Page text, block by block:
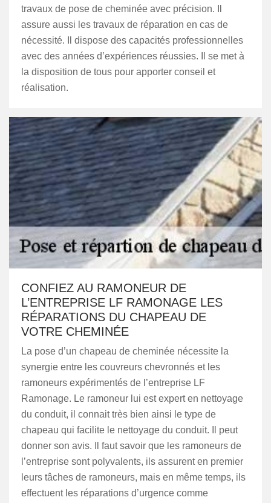
travaux de pose de cheminée avec précision. Il
assure aussi les travaux de réparation en cas de
nécessité. Il dispose des capacités professionnelles
avec des années d’expériences réussies. Il se met à
la disposition de tous pour apporter conseil et
réalisation.
CONFIEZ AU RAMONEUR DE
L’ENTREPRISE LF RAMONAGE LES
RÉPARATIONS DU CHAPEAU DE
VOTRE CHEMINÉE
La pose d’un chapeau de cheminée nécessite la
synergie entre les couvreurs chevronnés et les
ramoneurs expérimentés de l’entreprise LF
Ramonage. Le ramoneur lui est expert en nettoyage
du conduit, il connait très bien ainsi le type de
chapeau qui facilite le nettoyage du conduit. Il peut
donner son avis. Il faut savoir que les ramoneurs de
l’entreprise sont polyvalents, ils assurent en premier
leurs tâches de ramoneurs, mais en même temps, ils
effectuent les réparations d’urgence comme